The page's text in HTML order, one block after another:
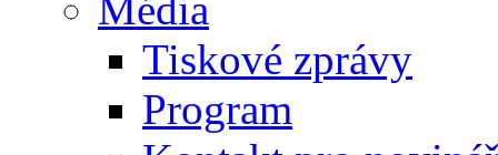
Tiskové zprávy
Program